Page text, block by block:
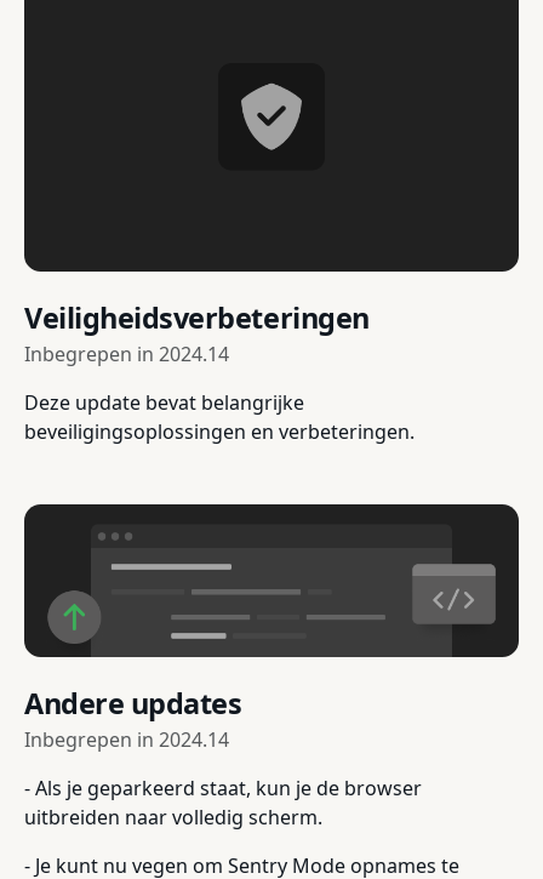
Veiligheidsverbeteringen
Inbegrepen in 2024.14
Deze update bevat belangrijke
beveiligingsoplossingen en verbeteringen.
Andere updates
Inbegrepen in 2024.14
- Als je geparkeerd staat, kun je de browser
uitbreiden naar volledig scherm.
- Je kunt nu vegen om Sentry Mode opnames te